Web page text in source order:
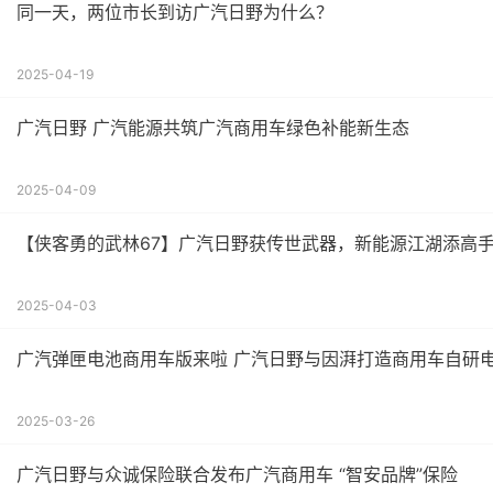
同一天，两位市长到访广汽日野为什么？
2025-04-19
广汽日野 广汽能源共筑广汽商用车绿色补能新生态
2025-04-09
【侠客勇的武林67】广汽日野获传世武器，新能源江湖添高
2025-04-03
广汽弹匣电池商用车版来啦 广汽日野与因湃打造商用车自研
2025-03-26
广汽日野与众诚保险联合发布广汽商用车 “智安品牌”保险